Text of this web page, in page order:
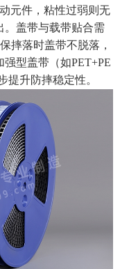
元件，粘性过弱则无
。盖带与载带贴合需
摔落时盖带不脱落，
型盖带（如PET+PE
提升防摔稳定性。